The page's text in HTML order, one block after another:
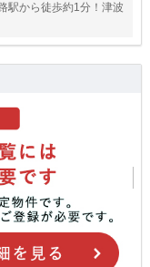
駅から徒歩約1分！津波